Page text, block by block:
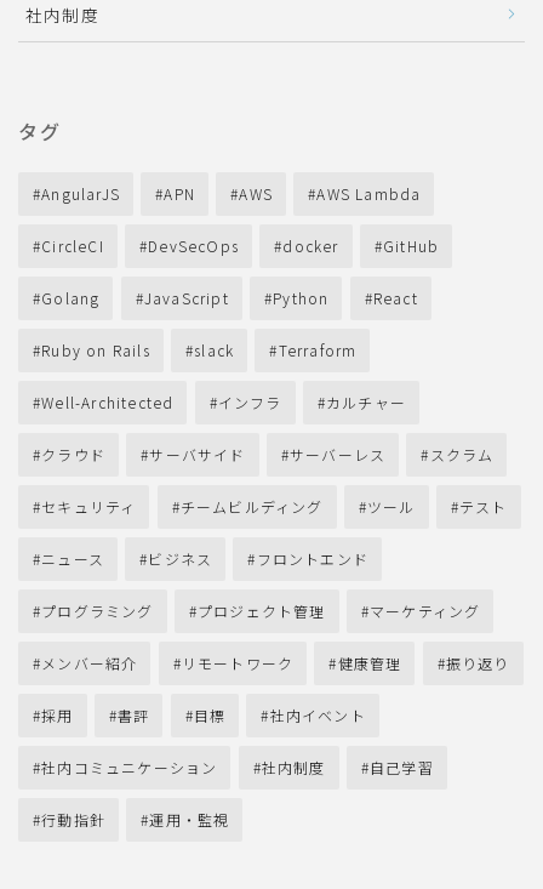
社内制度
タグ
AngularJS APN AWS AWS Lambda
CircleCI DevSecOps docker GitHub
Golang JavaScript Python React
Ruby on Rails slack Terraform
Well-Architected インフラ カルチャー
クラウド サーバサイド サーバーレス スクラム
セキュリティ チームビルディング ツール テスト
ニュース ビジネス フロントエンド
プログラミング プロジェクト管理 マーケティング
メンバー紹介 リモートワーク 健康管理 振り返り
採用 書評 目標 社内イベント
社内コミュニケーション 社内制度 自己学習
行動指針 運用・監視